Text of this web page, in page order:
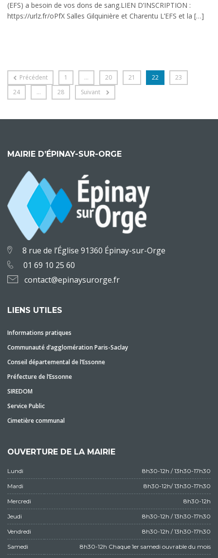
(EFS) a besoin de vos dons de sang.LIEN D’INSCRIPTION :
https://urlz.fr/oPfX Salles Gilquinière et Charentu L’EFS et la […]
Précédent 1 … 20 21 22
23
24
… 28 Suivant
MAIRIE D’ÉPINAY-SUR-ORGE
8 rue de l’Église 91360 Épinay-sur-Orge
01 69 10 25 60
contact@epinaysurorge.fr
LIENS UTILES
Informations pratiques
Communauté d’agglomération Paris-Saclay
Conseil départemental de l’Essonne
Préfecture de l’Essonne
SIREDOM
Service Public
Cimetière communal
OUVERTURE DE LA MAIRIE
Lundi 8h30-12h / 13h30-17h30
Mardi 8h30-12h/ 13h30-17h30
Mercredi 8h30-12h
Jeudi 8h30-12h / 13h30-17h30
Vendredi 8h30-12h / 13h30-17h30
Samedi 8h30-12h Chaque 1er samedi ouvrable du mois